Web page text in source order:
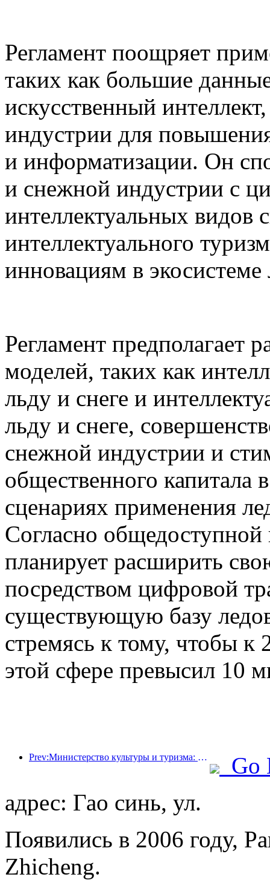
Регламент поощряет
таких как большие
искусственный
индустрии для
и информатизации. Он
и снежной индустрии с
интеллектуальных видов
интеллектуального
инновациям в
Регламент предполагает
моделей, таких как
льду и снеге и
льду и снеге,
снежной индустрии и
общественного капитала
сценариях применения
Согласно
планирует расширить
посредством цифровой
существующую базу
стремясь к тому, чтобы к
этой сфере превысил 10
Prev:Министерство культуры и туризма: уделяет особое внимание как спросу, так и предложению для регулирования культурной и туристической потребительской деятельности и путешествий.
Go
адрес: Гао синь, ул.
Появились в 2006 году,
Zhicheng.